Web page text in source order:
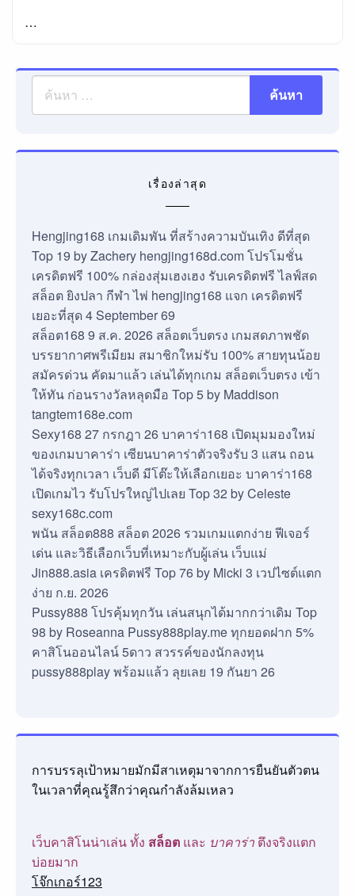
…
เรื่องล่าสุด
Hengjing168 เกมเดิมพัน ที่สร้างความบันเทิง ดีที่สุด
Top 19 by Zachery hengjing168d.com โปรโมชั่น
เครดิตฟรี 100% กล่องสุ่มเฮงเฮง รับเครดิตฟรี ไลฟ์สด
สล็อต ยิงปลา กีฬา ไพ่ hengjing168 แจก เครดิตฟรี
เยอะที่สุด 4 September 69
สล็อต168 9 ส.ค. 2026 สล็อตเว็บตรง เกมสดภาพชัด
บรรยากาศพรีเมียม สมาชิกใหม่รับ 100% สายทุนน้อย
สมัครด่วน คัดมาแล้ว เล่นได้ทุกเกม สล็อตเว็บตรง เข้า
ให้ทัน ก่อนรางวัลหลุดมือ Top 5 by Maddison
tangtem168e.com
Sexy168 27 กรกฎา 26 บาคาร่า168 เปิดมุมมองใหม่
ของเกมบาคาร่า เซียนบาคาร่าตัวจริงรับ 3 แสน ถอน
ได้จริงทุกเวลา เว็บดี มีโต๊ะให้เลือกเยอะ บาคาร่า168
เปิดเกมไว รับโปรใหญ่ไปเลย Top 32 by Celeste
sexy168c.com
พนัน สล็อต888 สล็อต 2026 รวมเกมแตกง่าย ฟีเจอร์
เด่น และวิธีเลือกเว็บที่เหมาะกับผู้เล่น เว็บแม่
Jin888.asia เครดิตฟรี Top 76 by Micki 3 เวปไซต์แตก
ง่าย ก.ย. 2026
Pussy888 โปรคุ้มทุกวัน เล่นสนุกได้มากกว่าเดิม Top
98 by Roseanna Pussy888play.me ทุกยอดฝาก 5%
คาสิโนออนไลน์ 5ดาว สวรรค์ของนักลงทุน
pussy888play พร้อมแล้ว ลุยเลย 19 กันยา 26
การบรรลุเป้าหมายมักมีสาเหตุมาจากการยืนยันตัวตน
ในเวลาที่คุณรู้สึกว่าคุณกำลังล้มเหลว
เว็บคาสิโนน่าเล่น ทั้ง สล็อต และ บาคาร่า ตึงจริงแตก
บ่อยมาก
โจ๊กเกอร์123